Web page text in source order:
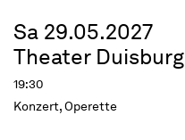
Sa 29.05.2027
Theater Duisburg
19:30
Konzert, Operette